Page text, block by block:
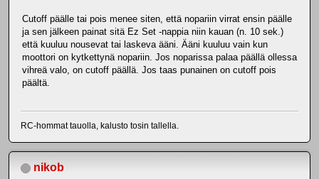
Cutoff päälle tai pois menee siten, että nopariin virrat ensin päälle
ja sen jälkeen painat sitä Ez Set -nappia niin kauan (n. 10 sek.)
että kuuluu nousevat tai laskeva ääni. Ääni kuuluu vain kun
moottori on kytkettynä nopariin. Jos noparissa palaa päällä ollessa
vihreä valo, on cutoff päällä. Jos taas punainen on cutoff pois
päältä.
RC-hommat tauolla, kalusto tosin tallella.
nikob